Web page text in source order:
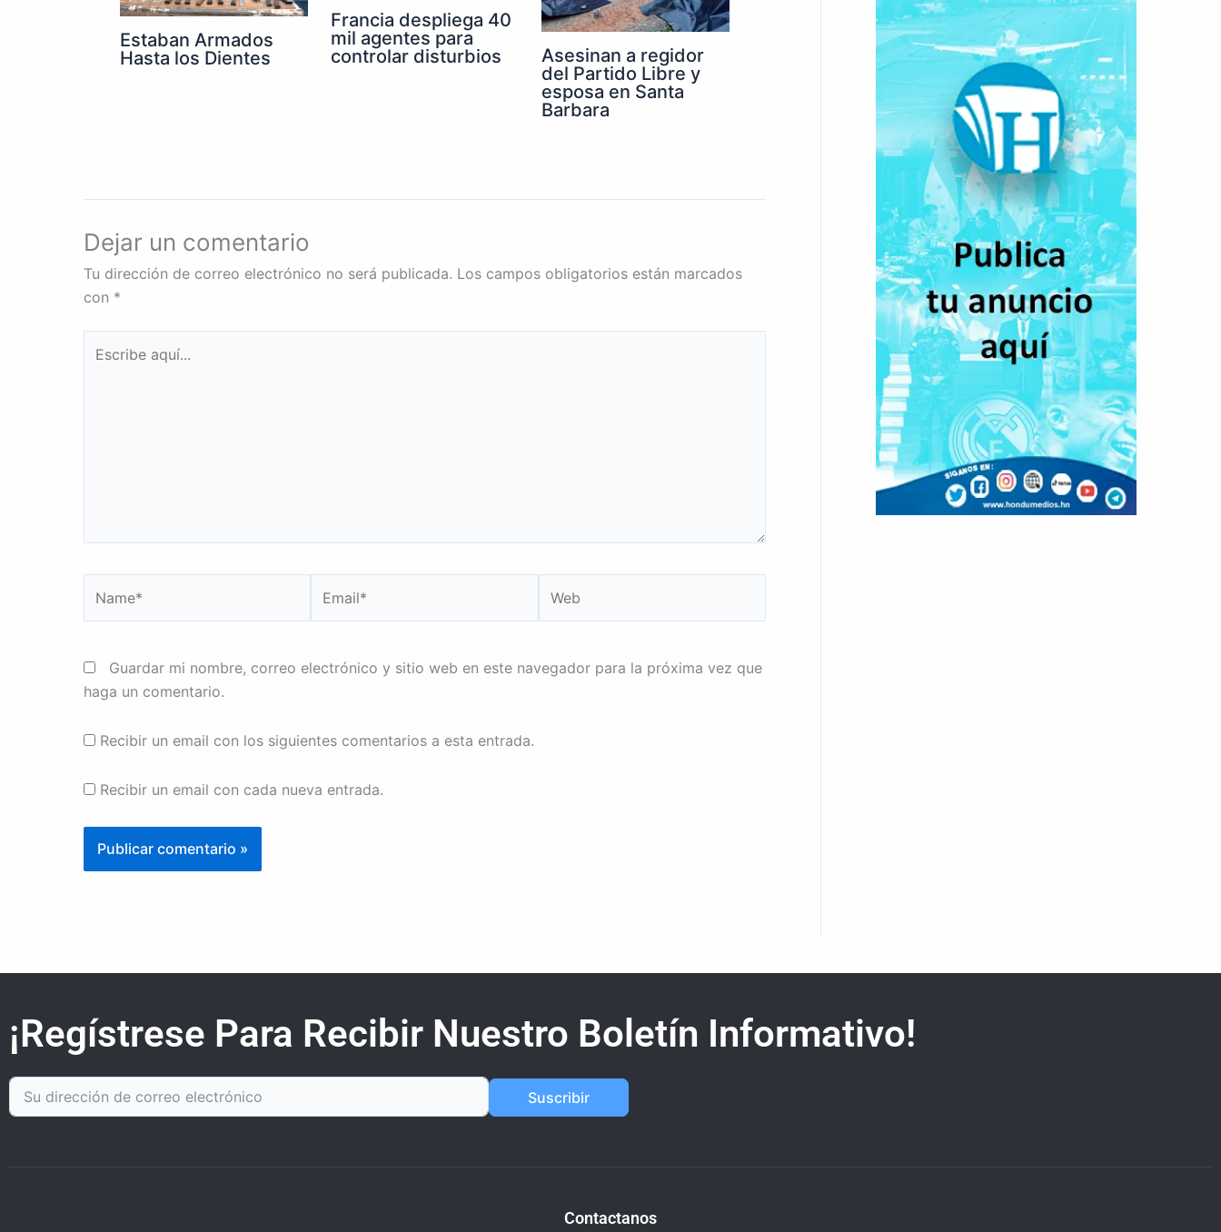
Estaban Armados
Hasta los Dientes
Francia despliega 40
mil agentes para
controlar disturbios
Asesinan a regidor
del Partido Libre y
esposa en Santa
Barbara
Dejar un comentario
Tu dirección de correo electrónico no será publicada. Los campos obligatorios están marcados
con *
aquí...
Guardar mi nombre, correo electrónico y sitio web en este navegador para la próxima vez que
haga un comentario.
Recibir un email con los siguientes comentarios a esta entrada.
Recibir un email con cada nueva entrada.
¡Regístrese Para Recibir Nuestro Boletín Informativo!
Suscribir
Contactanos